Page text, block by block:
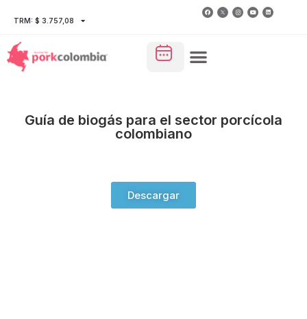
TRM: $ 3.757,08
Guía de biogás para el sector porcícola
colombiano
Descargar